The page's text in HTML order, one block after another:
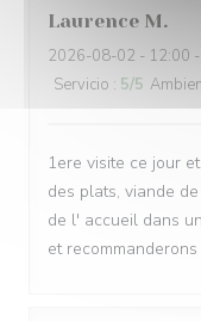
Laurence M
2026-08-02 - 12:00
Servicio : 5/5
1ere visite ce jour
des plats, viande
de l' accueil dans
et